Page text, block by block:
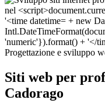
Progettazione e sviluppo
Siti web per
Cadorago